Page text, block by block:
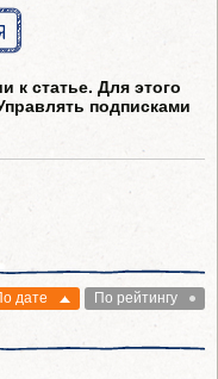
к статье. Для этого
подписками
дате По рейтингу